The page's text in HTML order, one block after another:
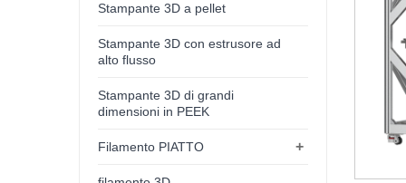
Stampante 3D a pellet
Stampante 3D con estrusore ad
alto flusso
Stampante 3D di grandi
dimensioni in PEEK
+
Filamento PIATTO